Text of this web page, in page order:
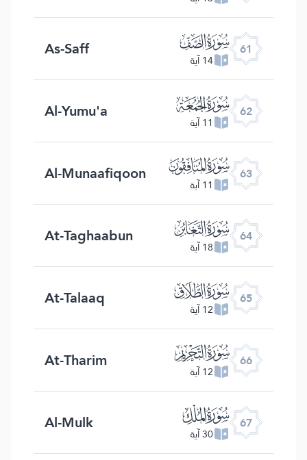
61 ﯪ
14 آية As-Saff
62 ﯫ
11 آية Al-Yumu'a
63 ﯬ
11 آية Al-Munaafiqoon
64 ﯭ
18 آية At-Taghaabun
65 ﯮ
12 آية At-Talaaq
66 ﯯ
12 آية At-Tharim
67 ﯰ
30 آية Al-Mulk